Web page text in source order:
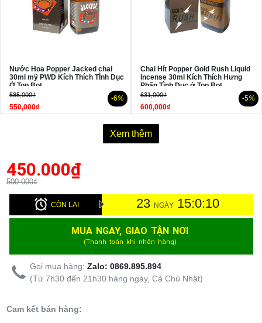
Nước Hoa Popper Jacked chai
30ml mỹ PWD Kích Thích TÌnh Dục
Ở Top Bot
585,000₫
550,000₫
-6%
Chai Hít Popper Gold Rush Liquid
Incense 30ml Kích Thích Hưng
Phấn Tình Dục ở Top Bot
631,000₫
600,000₫
-5%
Xem thêm
450.000₫
500.000₫
CÒN LẠI 23NGÀY 15:0:9
MUA NGAY, GIAO TẬN NƠI
(Thanh toán khi nhận hàng)
Gọi mua hàng: Zalo: 0869.895.894
(Từ 7h30 đến 21h30 hàng ngày, Cả Chủ Nhật)
Cam kết bán hàng: